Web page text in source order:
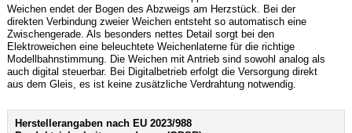
Weichen endet der Bogen des Abzweigs am Herzstück. Bei der
direkten Verbindung zweier Weichen entsteht so automatisch eine
Zwischengerade. Als besonders nettes Detail sorgt bei den
Elektroweichen eine beleuchtete Weichenlaterne für die richtige
Modellbahnstimmung. Die Weichen mit Antrieb sind sowohl analog als
auch digital steuerbar. Bei Digitalbetrieb erfolgt die Versorgung direkt
aus dem Gleis, es ist keine zusätzliche Verdrahtung notwendig.
Herstellerangaben nach EU 2023/988